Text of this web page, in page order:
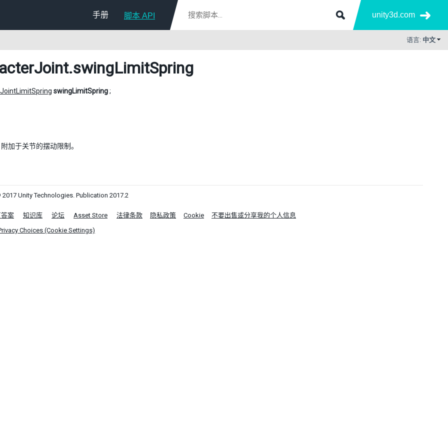
手册 脚本 API unity3d.com
语言: 中文
.swingLimitSpring
swingLimitSpring;
加于关节的摆动限制。
Unity Technologies. Publication 2017.2
案 知识库 论坛 Asset Store 法律条款 隐私政策 Cookie
不要出售或分享我的个人信息
Choices (Cookie Settings)